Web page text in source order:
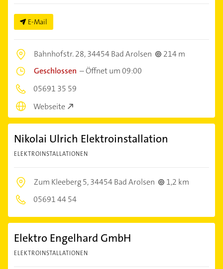
E-Mail
Bahnhofstr. 28,34454 Bad Arolsen
214 m
Geschlossen –Öffnet um 09:00
05691 35 59
Webseite
Nikolai Ulrich Elektroinstallation
ELEKTROINSTALLATIONEN
Zum Kleeberg 5,34454 Bad Arolsen
1,2 km
05691 44 54
Elektro Engelhard GmbH
ELEKTROINSTALLATIONEN